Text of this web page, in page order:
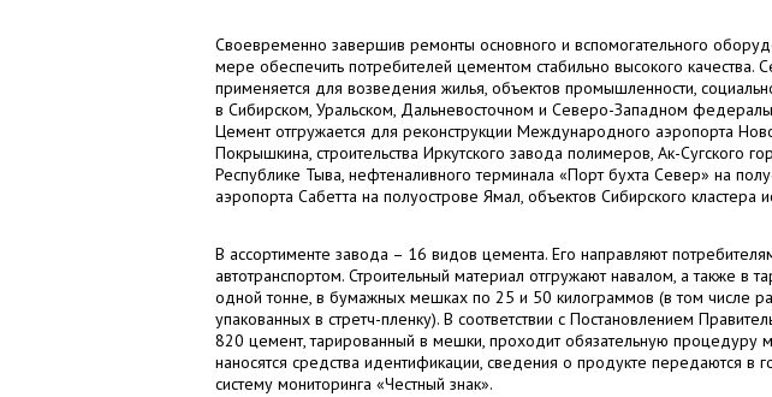
Своевременно завершив ремонты основного и вспомогательного
мере обеспечить потребителей цементом стабильно высокого качества.
применяется для возведения жилья, объектов промышленности,
в Сибирском, Уральском, Дальневосточном и Северо-Западном
Цемент отгружается для реконструкции Международного аэропорта
Покрышкина, строительства Иркутского завода полимеров, Ак-Сугского
Республике Тыва, нефтеналивного терминала «Порт бухта Север» на
аэропорта Сабетта на полуострове Ямал, объектов Сибирского кластера
В ассортименте завода – 16 видов цемента. Его направляют
автотранспортом. Строительный материал отгружают навалом, а также в
одной тонне, в бумажных мешках по 25 и 50 килограммов (в том числе
упакованных в стретч-пленку). В соответствии с Постановлением
820 цемент, тарированный в мешки, проходит обязательную процедуру
наносятся средства идентификации, сведения о продукте передаются в
систему мониторинга «Честный знак».